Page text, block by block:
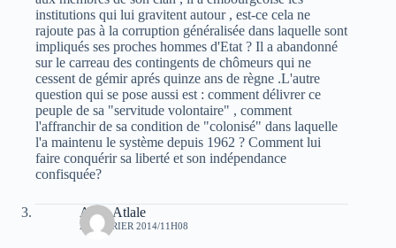
institutions qui lui gravitent autour , est-ce cela ne
rajoute pas à la corruption généralisée dans laquelle sont
impliqués ses proches hommes d'Etat ? Il a abandonné
sur le carreau des contingents de chômeurs qui ne
cessent de gémir aprés quinze ans de règne .L'autre
question qui se pose aussi est : comment délivrer ce
peuple de sa "servitude volontaire" , comment
l'affranchir de sa condition de "colonisé" dans laquelle
l'a maintenu le système depuis 1962 ? Comment lui
faire conquérir sa liberté et son indépendance
confisquée?
Atala Atlale
27 FÉVRIER 2014/11H08